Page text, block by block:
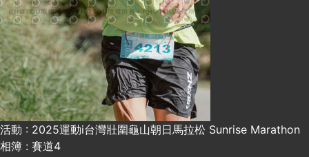
活動 : 2025運動i台灣壯圍龜山朝日馬拉松 Sunrise Marathon
相簿 : 賽道4